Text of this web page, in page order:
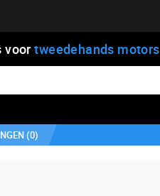
voortweedehands motors
(0)